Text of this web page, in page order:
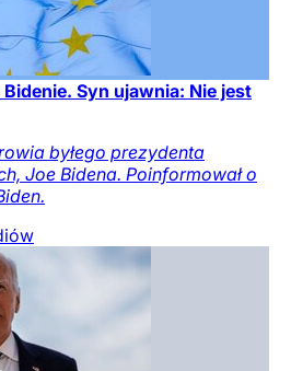
Syn ujawnia: Nie jest
byłego prezydenta
Joe Bidena. Poinformował o